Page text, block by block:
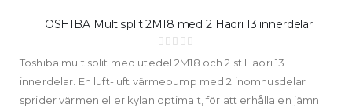
TOSHIBA Multisplit 2M18 med 2 Haori 13 innerdelar
Rating:
Toshiba multisplit med utedel 2M18 och 2 st Haori 13
innerdelar. En luft-luft värmepump med 2 inomhusdelar
sprider värmen eller kylan optimalt, för att erhålla en jämn